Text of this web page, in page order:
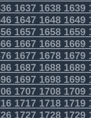
163716381639
164716481649
165716581659
166716681669
167716781679
168716881689
169716981699
170717081709
171717181719
172717281729